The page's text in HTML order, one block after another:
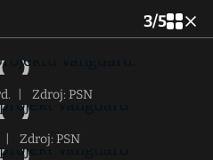
3/5
Zdroj: PSN
Zdroj: PSN